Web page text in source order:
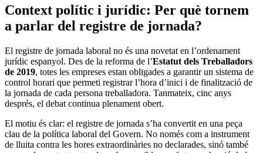
Context polític i jurídic: Per què tornem
a parlar del registre de jornada?
El registre de jornada laboral no és una novetat en l’ordenament
jurídic espanyol. Des de la reforma de l’Estatut dels Treballadors
de 2019, totes les empreses estan obligades a garantir un sistema de
control horari que permeti registrar l’hora d’inici i de finalització de
la jornada de cada persona treballadora. Tanmateix, cinc anys
després, el debat continua plenament obert.
El motiu és clar: el registre de jornada s’ha convertit en una peça
clau de la política laboral del Govern. No només com a instrument
de lluita contra les hores extraordinàries no declarades, sinó també